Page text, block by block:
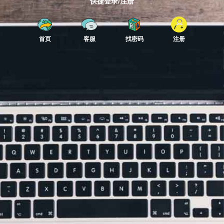
首页 客服 找密码 注册